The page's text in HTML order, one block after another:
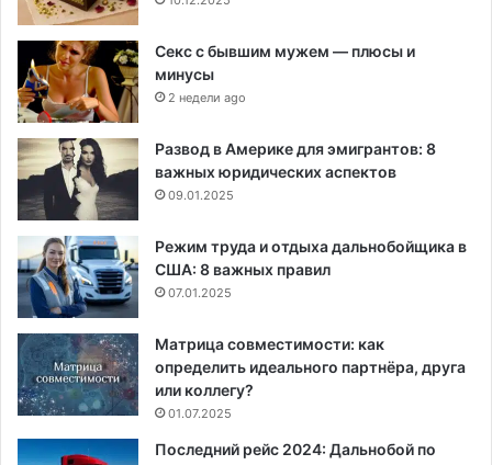
Секс с бывшим мужем — плюсы и
минусы
2 недели ago
Развод в Америке для эмигрантов: 8
важных юридических аспектов
09.01.2025
Режим труда и отдыха дальнобойщика в
США: 8 важных правил
07.01.2025
Матрица совместимости: как
определить идеального партнёра, друга
или коллегу?
01.07.2025
Последний рейс 2024: Дальнобой по